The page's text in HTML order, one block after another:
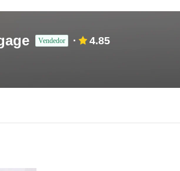
Vendedor 4.85